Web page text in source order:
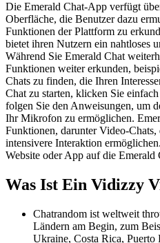
Die Emerald Chat-App verfügt
Oberfläche, die Benutzer dazu
Funktionen der Plattform zu
bietet ihren Nutzern ein nahtloses
Während Sie Emerald Chat
Funktionen weiter erkunden,
Chats zu finden, die Ihren
Chat zu starten, klicken Sie
folgen Sie den Anweisungen, um
Ihr Mikrofon zu ermöglichen.
Funktionen, darunter Video-Chats,
intensivere Interaktion
Website oder App auf die Emerald
Was Ist Ein Vidizzy
Chatrandom ist weltweit
Ländern am Begin, zum
Ukraine, Costa Rica, Puerto